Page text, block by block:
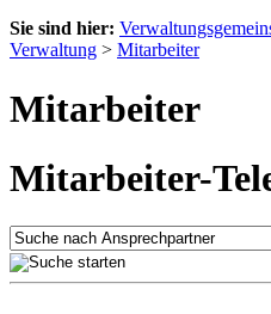
Sie sind hier:
Verwaltung > Mitarbeiter
Mitarbeiter
Mitarbeiter-